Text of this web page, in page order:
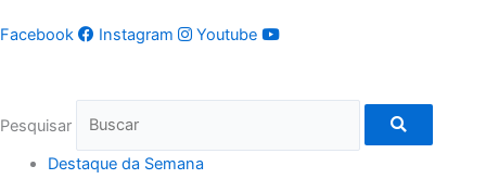
Facebook Instagram Youtube
Pesquisar
Destaque da Semana